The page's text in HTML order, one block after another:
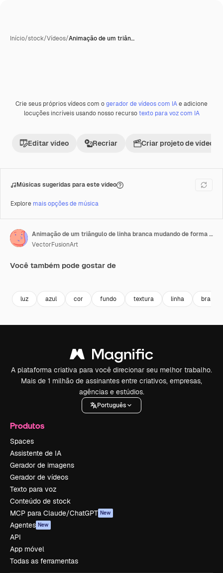
Início/stock/Vídeos/Animação de um triân…
PremiumGerada com IA
Crie seus próprios vídeos com ogerador de vídeos com IAe adicione
locuções incríveis usando nosso recursotexto para voz com IA
Editar vídeo Recriar Criar projeto de vídeo
Músicas sugeridas para este vídeo
Explore mais opções de música
Animação de um triângulo de linha branca mudando de forma sobre formas de cápsulas azuis em fundo azul.
VectorFusionArt
Você também pode gostar de
luz azul cor fundo textura linha branco
A plataforma criativa para você direcionar seu melhor trabalho.
Mais de 1 milhão de assinantes entre criativos, empresas,
agências e estúdios.
Português
Produtos
Spaces
Assistente de IA
Gerador de imagens
Gerador de vídeos
Texto para voz
Conteúdo de stock
MCP para Claude/ChatGPT New
Agentes New
API
App móvel
Todas as ferramentas